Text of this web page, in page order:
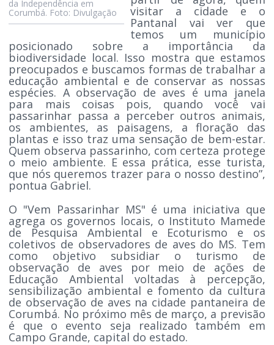
da Independência em
Corumbá. Foto: Divulgação visitar a cidade e o
Pantanal vai ver que
temos um município
posicionado sobre a importância da
biodiversidade local. Isso mostra que estamos
preocupados e buscamos formas de trabalhar a
educação ambiental e de conservar as nossas
espécies. A observação de aves é uma janela
para mais coisas pois, quando você vai
passarinhar passa a perceber outros animais,
os ambientes, as paisagens, a floração das
plantas e isso traz uma sensação de bem-estar.
Quem observa passarinho, com certeza protege
o meio ambiente. E essa prática, esse turista,
que nós queremos trazer para o nosso destino”,
pontua Gabriel.
O "Vem Passarinhar MS" é uma iniciativa que
agrega os governos locais, o Instituto Mamede
de Pesquisa Ambiental e Ecoturismo e os
coletivos de observadores de aves do MS. Tem
como objetivo subsidiar o turismo de
observação de aves por meio de ações de
Educação Ambiental voltadas à percepção,
sensibilização ambiental e fomento da cultura
de observação de aves na cidade pantaneira de
Corumbá. No próximo mês de março, a previsão
é que o evento seja realizado também em
Campo Grande, capital do estado.